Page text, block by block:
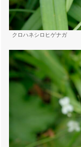
クロハネシロヒゲナガ